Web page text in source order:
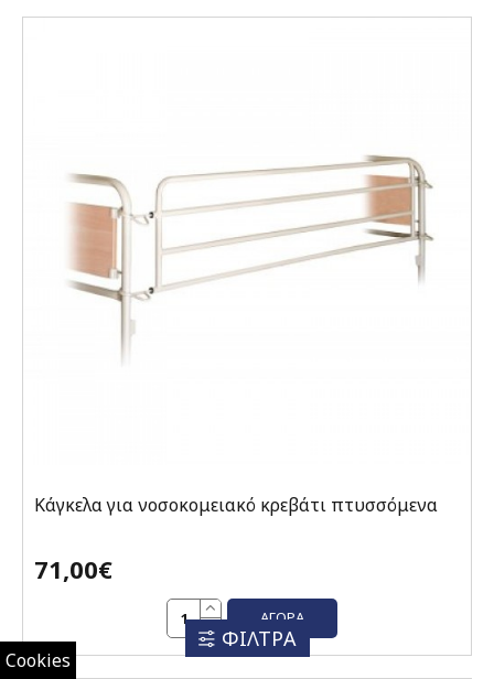
Cookies
Κάγκελα για νοσοκομειακό κρεβάτι πτυσσόμενα
71,00€
ΑΓΟΡΆ
ΦΙΛΤΡΑ